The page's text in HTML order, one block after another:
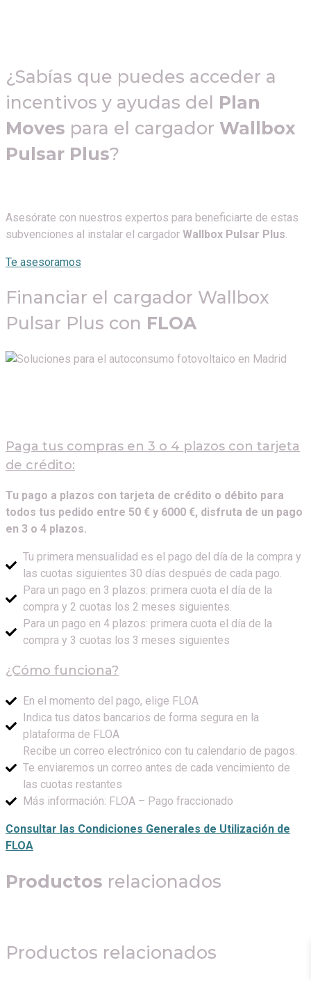
¿Sabías que puedes acceder a
incentivos y ayudas del Plan
Moves para el cargador Wallbox
Pulsar Plus?
Asesórate con nuestros expertos para beneficiarte de estas
subvenciones al instalar el cargador Wallbox Pulsar Plus
Te asesoramos
Financiar el cargador Wallbox
Pulsar Plus con FLOA
Paga tus compras en 3 o 4 plazos con tarjeta
de crédito:
Tu pago a plazos con tarjeta de crédito o débito para
todos tus pedido entre 50 € y 6000 €, disfruta de un pago
en 3 o 4 plazos.
Tu primera mensualidad es el pago del día de la compra y
las cuotas siguientes 30 días después de cada pago.
Para un pago en 3 plazos: primera cuota el día de la
compra y 2 cuotas los 2 meses siguientes.
Para un pago en 4 plazos: primera cuota el día de la
compra y 3 cuotas los 3 meses siguientes
¿Cómo funciona?
En el momento del pago, elige FLOA
Indica tus datos bancarios de forma segura en la
plataforma de FLOA
Recibe un correo electrónico con tu calendario de pagos.
Te enviaremos un correo antes de cada vencimiento de
las cuotas restantes
Más información: FLOA – Pago fraccionado
Consultar las Condiciones Generales de Utilización de
FLOA
Productos relacionados
Productos relacionados